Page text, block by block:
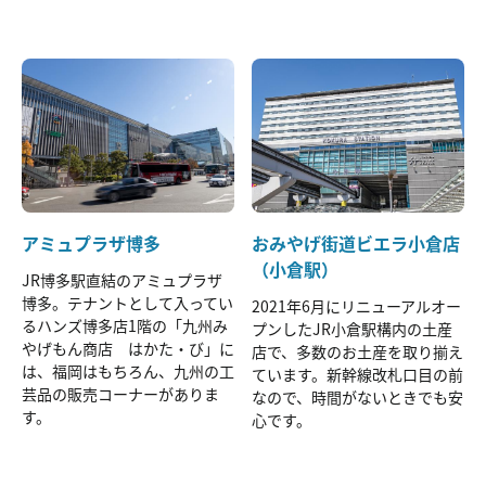
アミュプラザ博多
JR博多駅直結のアミュプラザ
博多。テナントとして入ってい
るハンズ博多店1階の「九州み
やげもん商店 はかた・び」に
は、福岡はもちろん、九州の工
芸品の販売コーナーがありま
す。
おみやげ街道ビエラ小倉店
（小倉駅）
2021年6月にリニューアルオー
プンしたJR小倉駅構内の土産
店で、多数のお土産を取り揃え
ています。新幹線改札口目の前
なので、時間がないときでも安
心です。